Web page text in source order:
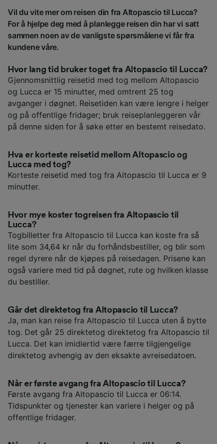
Vil du vite mer om reisen din fra Altopascio til Lucca?
For å hjelpe deg med å planlegge reisen din har vi satt
sammen noen av de vanligste spørsmålene vi får fra
kundene våre.
Hvor lang tid bruker toget fra Altopascio til Lucca?
Gjennomsnittlig reisetid med tog mellom Altopascio
og Lucca er 15 minutter, med omtrent 25 tog
avganger i døgnet. Reisetiden kan være lengre i helger
og på offentlige fridager; bruk reiseplanleggeren vår
på denne siden for å søke etter en bestemt reisedato.
Hva er korteste reisetid mellom Altopascio og
Lucca med tog?
Korteste reisetid med tog fra Altopascio til Lucca er 9
minutter.
Hvor mye koster togreisen fra Altopascio til
Lucca?
Togbilletter fra Altopascio til Lucca kan koste fra så
lite som 34,64 kr når du forhåndsbestiller, og blir som
regel dyrere når de kjøpes på reisedagen. Prisene kan
også variere med tid på døgnet, rute og hvilken klasse
du bestiller.
Går det direktetog fra Altopascio til Lucca?
Ja, man kan reise fra Altopascio til Lucca uten å bytte
tog. Det går 25 direktetog direktetog fra Altopascio til
Lucca. Det kan imidlertid være færre tilgjengelige
direktetog avhengig av den eksakte avreisedatoen.
Når er første avgang fra Altopascio til Lucca?
Første avgang fra Altopascio til Lucca er 06:14.
Tidspunkter og tjenester kan variere i helger og på
offentlige fridager.